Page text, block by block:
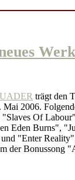
trägt den
2006.
Of
Eden Burns",
"Enter
der Bonussong